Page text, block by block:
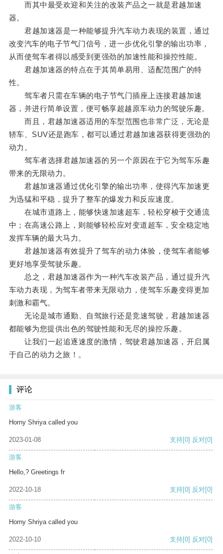
而其中最受欢迎和关注的改装产品之一就是君越加速
器。
君越加速器是一种能够提升汽车动力表现的装置，通过
改变汽车的电子节气门信号，进一步优化引擎的输出功率，
从而使驾车者得以感受到更强劲的加速性能和操控性能。
君越加速器的特点在于其简单易用、适配范围广的特
性。
驾车者只需在车辆的电子节气门插座上连接君越加速
器，并进行简单设置，便可畅享超越原车动力的驾驶乐趣。
而且，君越加速器适用的车型范围也非常广泛，无论是
轿车、SUV还是跑车，都可以通过君越加速器获得更强劲的
动力。
驾车者选择君越加速器的另一个原因在于它为驾车乐趣
带来的无限动力。
君越加速器通过优化引擎的输出功率，使得汽车加速更
为迅猛和平稳，提升了整车的爆发力和反应速度。
在城市道路上，能够快速加速超车，轻松穿梭于交通流
中；在高速公路上，则能够轻松应对变道超车，安全稳定地
发挥车辆的最大马力。
君越加速器有效提升了驾车的动力体验，使驾车者能够
更好地享受驾驶乐趣。
总之，君越加速器作为一种汽车改装产品，通过提升汽
车动力表现，为驾车者带来无限动力，使驾车乐趣变得更加
刺激和霸气。
无论是城市通勤、自驾旅行还是竞速驾驶，君越加速器
都能够为您提供出色的驾驶性能和无尽的操控乐趣。
让我们一起追逐速度的激情，驾驶君越加速器，开启属
于自己的动力之旅！。
评论
游客
Horny Shriya called you
2023-01-08 支持[0] 反对[0]
游客
Hello,? Greetings fr
2022-10-18 支持[0] 反对[0]
游客
Horny Shriya called you
2022-10-10 支持[0] 反对[0]